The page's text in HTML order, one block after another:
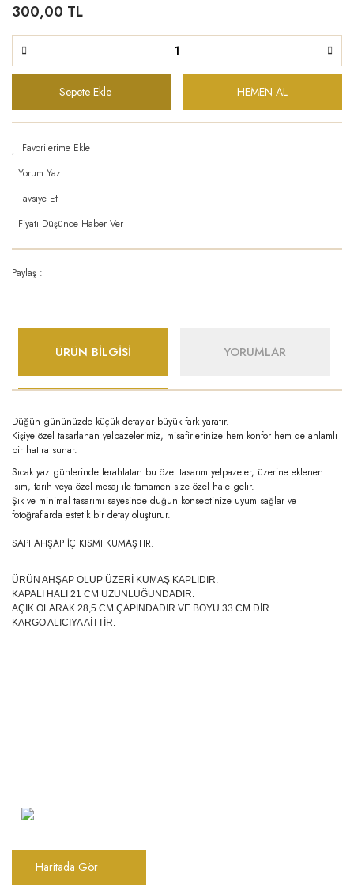
300,00 TL
Sepete Ekle HEMEN AL
Yorum Yaz
Tavsiye Et
Fiyatı Düşünce Haber Ver
Paylaş :
ÜRÜN BİLGİSİ YORUMLAR
Düğün gününüzde küçük detaylar büyük fark yaratır.
Kişiye özel tasarlanan yelpazelerimiz, misafirlerinize hem konfor hem de anlamlı
bir hatıra sunar.
Sıcak yaz günlerinde ferahlatan bu özel tasarım yelpazeler, üzerine eklenen
isim, tarih veya özel mesaj ile tamamen size özel hale gelir.
Şık ve minimal tasarımı sayesinde düğün konseptinize uyum sağlar ve
fotoğraflarda estetik bir detay oluşturur.
SAPI AHŞAP İÇ KISMI KUMAŞTIR.
ÜRÜN AHŞAP OLUP ÜZERİ KUMAŞ KAPLIDIR.
KAPALI HALİ 21 CM UZUNLUĞUNDADIR.
AÇIK OLARAK 28,5 CM ÇAPINDADIR VE BOYU 33 CM DİR.
KARGO ALICIYA AİTTİR.
Haritada Gör